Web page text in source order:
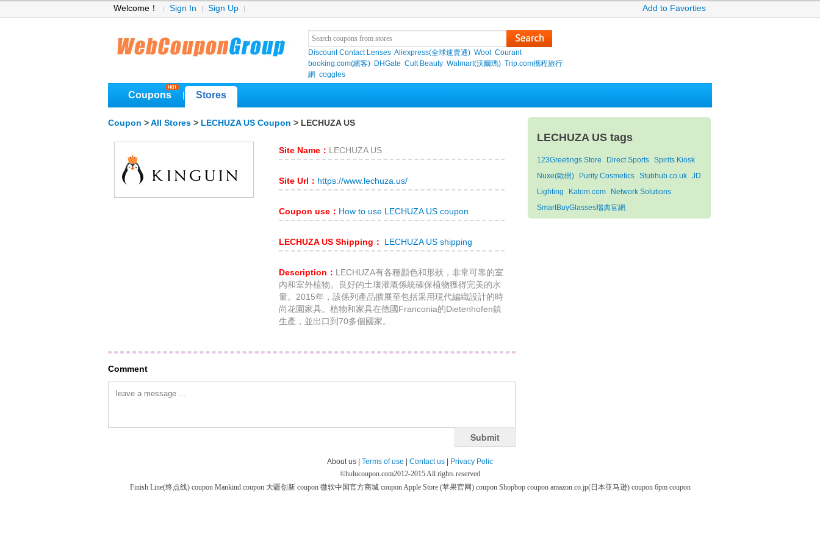
Welcome！ Sign In Sign Up Add to Favorties
Discount Contact Lenses Aliexpress(全球速賣通) Woot Courant
booking.com(繽客) DHGate Cult Beauty Walmart(沃爾瑪) Trip.com攜程旅行
網 coggles
Coupons Stores
Coupon > All Stores > LECHUZA US Coupon > LECHUZA US
Site Name： LECHUZA US
Site Url： https://www.lechuza.us/
Coupon use： How to use LECHUZA US coupon
LECHUZA US Shipping： LECHUZA US shipping
Description： LECHUZA有各種顏色和形狀，非常可靠的室
內和室外植物。良好的土壤灌溉係統確保植物獲得完美的水
量。2015年，該係列產品擴展至包括采用現代編織設計的時
尚花園家具。植物和家具在德國Franconia的Dietenhofen鎮
生產，並出口到70多個國家。
Comment
Submit
LECHUZA US tags
123Greetings Store Direct Sports Spirits Kiosk
Nuxe(歐樹)
Purity Cosmetics Stubhub.co.uk JD
Lighting
Katom.com
Network Solutions
SmartBuyGlasses瑞典官網
About us | Terms of use Contact us
Privacy Polic
©hulucoupon.com2012-2015 All rights reserved
Finish Line(终点线) coupon Mankind coupon 大疆创新 coupon 微软中国官方商城 couponApple Store (苹果官网) coupon Shopbop coupon amazon.co.jp(日本亚马逊) coupon 6pm coupon